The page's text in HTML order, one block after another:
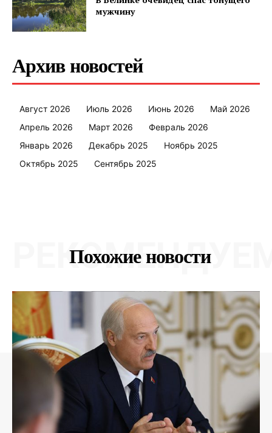
мужчину
Архив новостей
Август 2026 Июль 2026 Июнь 2026
Май 2026
Апрель 2026
Март 2026
Февраль 2026
Январь 2026
Декабрь 2025
Ноябрь 2025
Октябрь 2025
Сентябрь 2025
Похожие новости